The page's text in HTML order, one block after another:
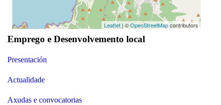
Leaflet | ©OpenStreetMapcontributors
Emprego e Desenvolvemento local
Presentación
Actualidade
Axudas e convocatorias